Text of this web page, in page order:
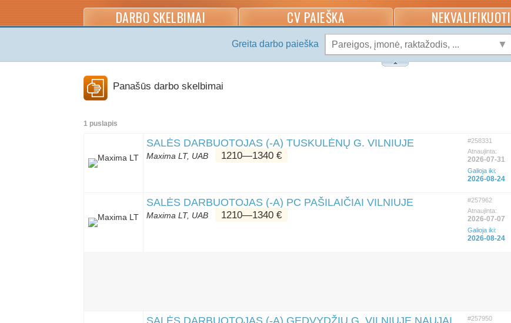
DARBO SKELBIMAI CV PAIEŠKA NEKVALIFIKUOTI
Greita darbo paieška
Panašūs darbo skelbimai
1 puslapis
SALĖS DARBUOTOJAS (-A) TUSKULĖNŲ G. VILNIUJE
Maxima LT, UAB 1210―1340 €
#258331
Atnaujinta:
2026-07-31
Galioja iki:
2026-08-24
SALĖS DARBUOTOJAS (-A) PC PAŠILAIČIAI VILNIUJE
Maxima LT, UAB 1210―1340 €
#257962
Atnaujinta:
2026-07-07
Galioja iki:
2026-08-24
SALĖS DARBUOTOJAS (-A) GEDVYDŽIŲ G. VILNIUJE NAUJAI #257950